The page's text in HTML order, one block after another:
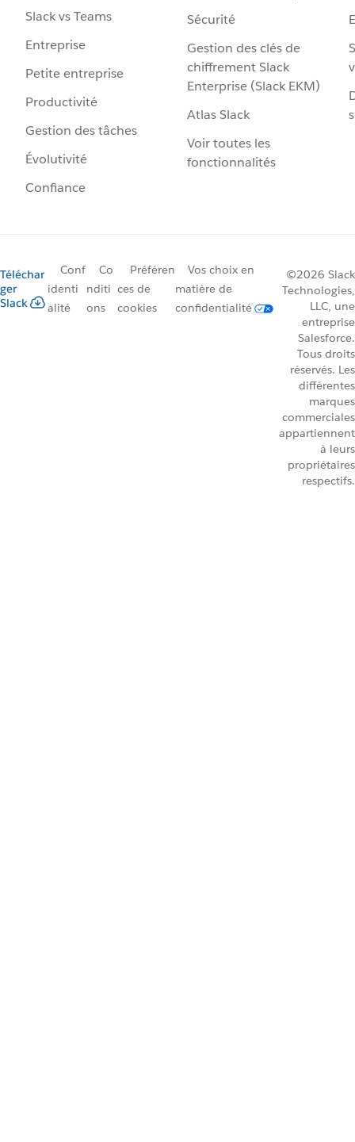
Slack vs Teams
Entreprise
Petite entreprise
Productivité
Gestion des tâches
Évolutivité
Confiance
Sécurité
Gestion des clés de
chiffrement Slack
Enterprise (Slack EKM)
Atlas Slack
Voir toutes les
fonctionnalités
Téléchar
ger
Slack
Conf
identi
alité
Co
nditi
ons
Préféren
ces de
cookies
Vos choix en
matière de
confidentialité
©2026 Slack
Technologies,
LLC, une
entreprise
Salesforce.
Tous droits
réservés. Les
différentes
marques
commerciales
appartiennent
à leurs
propriétaires
respectifs.